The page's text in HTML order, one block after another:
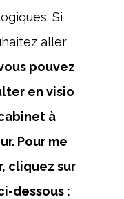
Si
aller
pouvez
en visio
à
Pour me
cliquez sur
dessous :